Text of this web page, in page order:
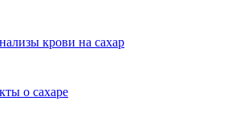
крови на сахар
о сахаре